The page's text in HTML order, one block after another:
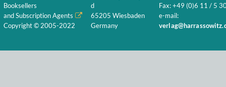
Booksellers
and Subscription Agents
Copyright © 2005-2022
d
65205 Wiesbaden
Germany
Fax: +49 (0)6 11 / 5
e-mail: